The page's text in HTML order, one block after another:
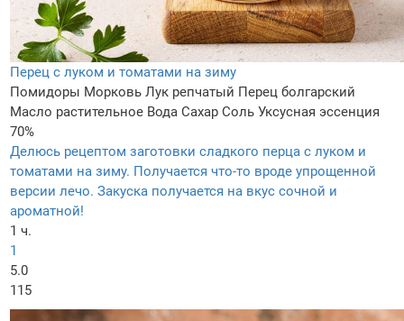
Перец с луком и томатами на зиму
Помидоры Морковь Лук репчатый Перец болгарский
Масло растительное Вода Сахар Соль Уксусная эссенция
70%
Делюсь рецептом заготовки сладкого перца с луком и
томатами на зиму. Получается что-то вроде упрощенной
версии лечо. Закуска получается на вкус сочной и
ароматной!
1 ч.
1
5.0
115